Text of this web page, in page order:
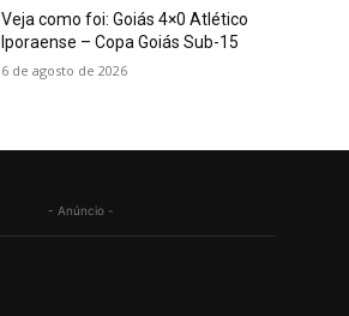
Veja como foi: Goiás 4×0 Atlético
Iporaense – Copa Goiás Sub-15
6 de agosto de 2026
- Anúncio -